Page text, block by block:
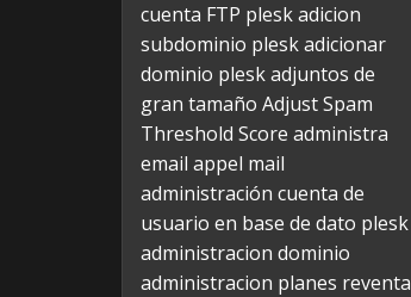
cuenta FTP pleskadicion
subdominio pleskadicionar
dominio pleskadjuntos de
gran tamaño Adjust Spam
Threshold Score administra
email appel mail
administración cuenta de
usuario en base de dato plesk
administracion dominio
administracion planes reventa